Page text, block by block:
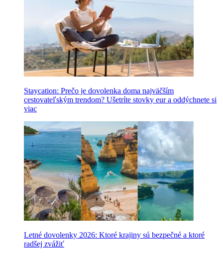
Staycation: Prečo je dovolenka doma najväčším
cestovateľským trendom? Ušetríte stovky eur a oddýchnete si
viac
Letné dovolenky 2026: Ktoré krajiny sú bezpečné a ktoré
radšej zvážiť